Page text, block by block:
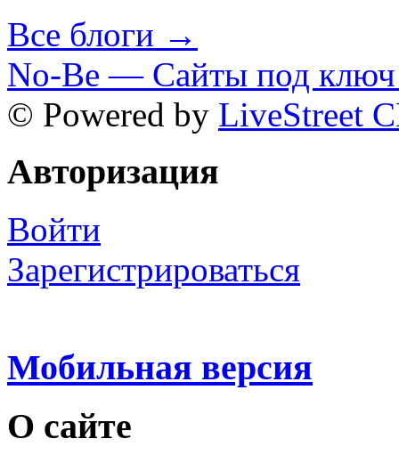
Все блоги →
No-Be — Сайты под ключ
© Powered by LiveStreet
Авторизация
Войти
Зарегистрироваться
Мобильная версия
О сайте